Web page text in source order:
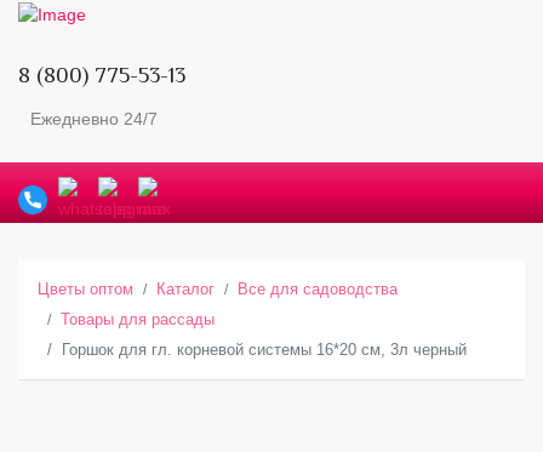
8 (800) 775-53-13
Ежедневно 24/7
Цветы оптом Каталог
Все для садоводства
Товары для рассады
Горшок для гл. корневой системы 16*20 см, 3л черный